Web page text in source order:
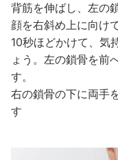
背筋を伸ばし、左の
顔を右斜め上に向け
10秒ほどかけて、気
ょう。左の鎖骨を前
す。
右の鎖骨の下に両手
す